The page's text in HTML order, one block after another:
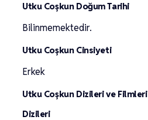
Utku Coşkun Doğum Tarihi
Bilinmemektedir.
Utku Coşkun Cinsiyeti
Erkek
Utku Coşkun Dizileri ve Filmleri
Dizileri